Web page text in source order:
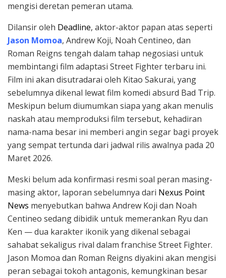
mengisi deretan pemeran utama.
Dilansir oleh Deadline, aktor-aktor papan atas seperti
Jason Momoa, Andrew Koji, Noah Centineo, dan
Roman Reigns tengah dalam tahap negosiasi untuk
membintangi film adaptasi Street Fighter terbaru ini.
Film ini akan disutradarai oleh Kitao Sakurai, yang
sebelumnya dikenal lewat film komedi absurd Bad Trip.
Meskipun belum diumumkan siapa yang akan menulis
naskah atau memproduksi film tersebut, kehadiran
nama-nama besar ini memberi angin segar bagi proyek
yang sempat tertunda dari jadwal rilis awalnya pada 20
Maret 2026.
Meski belum ada konfirmasi resmi soal peran masing-
masing aktor, laporan sebelumnya dari Nexus Point
News menyebutkan bahwa Andrew Koji dan Noah
Centineo sedang dibidik untuk memerankan Ryu dan
Ken — dua karakter ikonik yang dikenal sebagai
sahabat sekaligus rival dalam franchise Street Fighter.
Jason Momoa dan Roman Reigns diyakini akan mengisi
peran sebagai tokoh antagonis, kemungkinan besar